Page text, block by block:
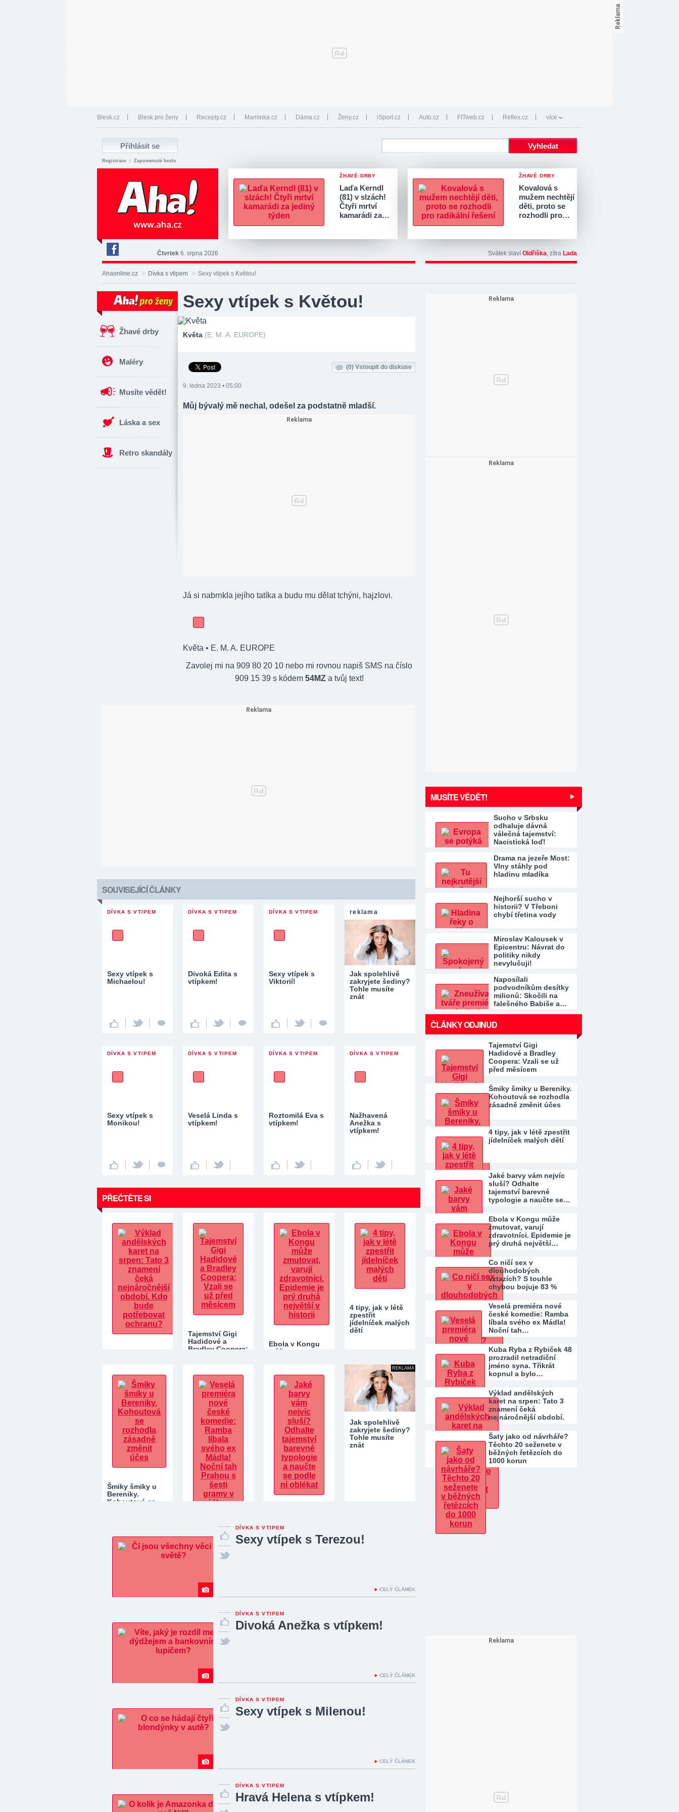
Blesk.cz Blesk pro ženy Recepty.cz Maminka.cz Dáma.cz Ženy.cz iSport.cz Auto.cz FITweb.cz Reflex.cz více
Registrace Zapomenuté heslo
ŽHAVÉ DRBY
Laďa Kerndl
(81) v slzách!
Čtyři mrtví
kamarádi za…
ŽHAVÉ DRBY
Kovalová s
mužem nechtějí
děti, proto se
rozhodli pro…
Deník
Aha!
na
Čtvrtek 6. srpna 2026 Svátek slaví Oldřiška, zítra Lada
Ahaonline.cz > Dívka s vtipem > Sexy vtípek s Květou!
Žhavé drby
Maléry
Musíte vědět!
Láska a sex
Retro skandály
Sexy vtípek s Květou!
Květa (E. M. A. EUROPE)
(0) Vstoupit do diskuse
9. ledna 2023 • 05:00
Můj bývalý mě nechal, odešel za podstatně mladší.
Já si nabrnkla jejího tatíka a budu mu dělat tchýni, hajzlovi.
Květa • E. M. A. EUROPE
Zavolej mi na 909 80 20 10 nebo mi rovnou napiš SMS na číslo
909 15 39 s kódem 54MZa tvůj text!
SOUVISEJÍCÍ ČLÁNKY
DÍVKA S VTIPEM
Sexy vtípek s
Michaelou!
DÍVKA S VTIPEM
Divoká Edita s
vtípkem!
DÍVKA S VTIPEM
Sexy vtípek s
Viktorií!
reklama
Jak spolehlivě
zakryjete šediny?
Tohle musíte
znát
DÍVKA S VTIPEM
Sexy vtípek s
Monikou!
DÍVKA S VTIPEM
Veselá Linda s
vtípkem!
DÍVKA S VTIPEM
Roztomilá Eva s
vtípkem!
DÍVKA S VTIPEM
Nažhavená
Anežka s
vtípkem!
PŘEČTĚTE SI
znamení čeká…
Tajemství Gigi
Hadidové a
Bradley Coopera:
Ebola v Kongu
může zmutovat,
Epidemie je…
4 tipy, jak v létě
zpestřit
jídelníček malých
dětí
Šmiky šmiky u
Bereniky.
Kohoutová se
Veselá premiéra
nové české
komedie: Ramba
líbala svého ex…
Odhalte tajemství
barevné…
REKLAMA
Jak spolehlivě
zakryjete šediny?
Tohle musíte
znát
DÍVKA S VTIPEM
Sexy vtípek s Terezou!
CELÝ ČLÁNEK
DÍVKA S VTIPEM
Divoká Anežka s vtípkem!
CELÝ ČLÁNEK
DÍVKA S VTIPEM
Sexy vtípek s Milenou!
CELÝ ČLÁNEK
DÍVKA S VTIPEM
Hravá Helena s vtípkem!
MUSÍTE VĚDĚT!
Sucho v Srbsku
odhaluje dávná
válečná tajemství:
Nacistická loď!
Drama na jezeře Most:
Vlny stáhly pod
hladinu mladíka
Nejhorší sucho v
historii? V Třeboni
chybí třetina vody
Miroslav Kalousek v
Epicentru: Návrat do
politiky nikdy
nevylučuji!
Naposílali
podvodníkům desítky
milionů: Skočili na
falešného Babiše a…
ČLÁNKY ODJINUD
Tajemství Gigi
Hadidové a Bradley
Coopera: Vzali se už
před měsícem
Šmiky šmiky u Bereniky.
Kohoutová se rozhodla
zásadně změnit účes
4 tipy, jak v létě zpestřit
jídelníček malých dětí
Jaké barvy vám nejvíc
sluší? Odhalte
tajemství barevné
typologie a naučte se…
Ebola v Kongu může
zmutovat, varují
zdravotníci. Epidemie je
prý druhá největší…
Co ničí sex v
dlouhodobých
vztazích? S touhle
chybou bojuje 83 %
párů. Patříte…
Veselá premiéra nové
české komedie: Ramba
líbala svého ex Mádla!
Noční tah…
Kuba Ryba z Rybiček 48
prozradil netradiční
jméno syna. Třikrát
kopnul a bylo…
Výklad andělských
karet na srpen: Tato 3
znamení čeká
nejnáročnější období.
Šaty jako od návrháře?
Těchto 20 seženete v
běžných řetězcích do
1000 korun